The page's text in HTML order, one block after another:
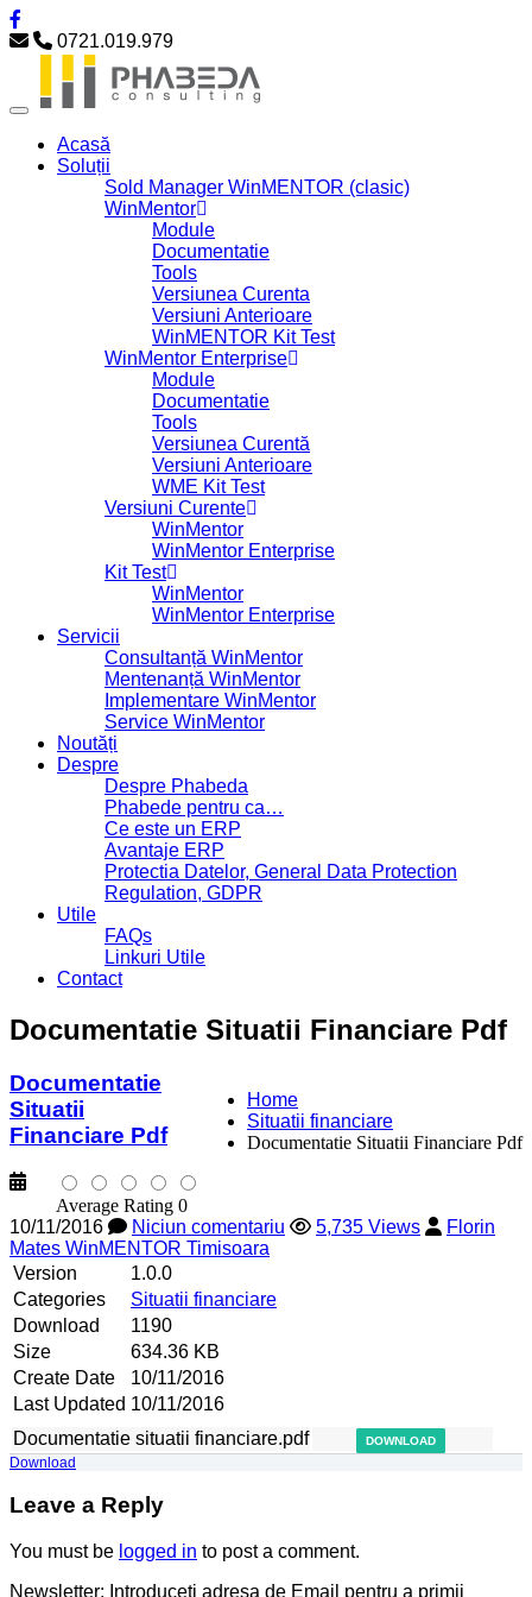
0721.019.979
Acasă
Soluții
Sold Manager WinMENTOR (clasic)
WinMentor
Module
Documentatie
Tools
Versiunea Curenta
Versiuni Anterioare
WinMENTOR Kit Test
WinMentor Enterprise
Module
Documentatie
Tools
Versiunea Curentă
Versiuni Anterioare
WME Kit Test
Versiuni Curente
WinMentor
WinMentor Enterprise
Kit Test
WinMentor
WinMentor Enterprise
Servicii
Consultanță WinMentor
Mentenanță WinMentor
Implementare WinMentor
Service WinMentor
Noutăți
Despre
Despre Phabeda
Phabede pentru ca…
Ce este un ERP
Avantaje ERP
Protectia Datelor, General Data Protection
Regulation, GDPR
Utile
FAQs
Linkuri Utile
Contact
Documentatie Situatii Financiare Pdf
Home
Situatii financiare
Documentatie Situatii Financiare Pdf
Documentatie
Situatii
Financiare Pdf
Average Rating 0
10/11/2016
Niciun comentariu 5,735 Views
Florin
Mates WinMENTOR Timisoara
Version
1.0.0
Categories
Situatii financiare
Download
1190
Size
634.36 KB
Create Date
10/11/2016
Last Updated 10/11/2016
Documentatie situatii financiare.pdf
DOWNLOAD
Download
Leave a Reply
You must be logged in to post a comment.
Newsletter: Introduceti adresa de Email pentru a primii